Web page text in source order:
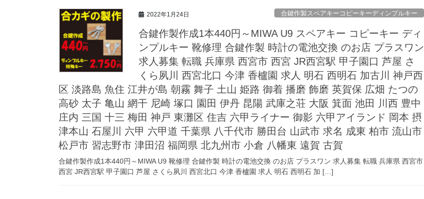
2022年1月24日 合鍵作製スペアキーコピーキーディンプルキー
合鍵作製作成1本440円～MIWA U9 スペアキー コピーキー ディ
ンプルキー 靴修理 合鍵作製 時計の電池交換 のお店 プラスワン
求人募集 転職 兵庫県 西宮市 西宮 JR西宮駅 甲子園口 芦屋 さ
くら夙川 西宮北口 今津 香櫨園 求人 明石 西明石 加古川 神戸西
区 淡路島 魚住 江井が島 朝霧 舞子 土山 姫路 御着 播磨 飾磨 英賀保 広畑 たつの
高砂 太子 亀山 網干 尼崎 塚口 園田 伊丹 昆陽 武庫之荘 大阪 箕面 池田 川西 豊中
庄内 三国 十三 梅田 神戸 東灘区 住吉 六甲ライナー 御影 六甲アイランド 岡本 摂
津本山 石屋川 六甲 六甲道 千葉県 八千代市 勝田台 山武市 求名 成東 柏市 流山市
松戸市 習志野市 津田沼 福岡県 北九州市 小倉 八幡東 遠賀 古賀
合鍵作製作成1本440円～MIWA U9 靴修理 合鍵作製 時計の電池交換 のお店 プラスワン 求人募集 転職 兵庫県 西宮市
西宮 JR西宮駅 甲子園口 芦屋 さくら夙川 西宮北口 今津 香櫨園 求人 明石 西明石 加 […]